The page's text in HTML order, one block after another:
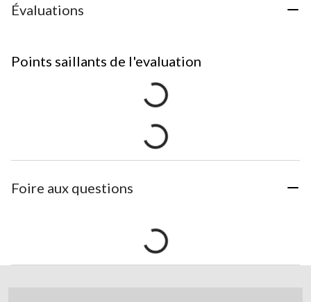
Évaluations
Points saillants de l'evaluation
Foire aux questions